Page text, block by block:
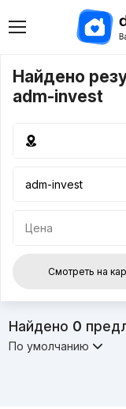
Найдено
adm-invest
Цена
Смотреть на
Найдено 0
По умолчанию